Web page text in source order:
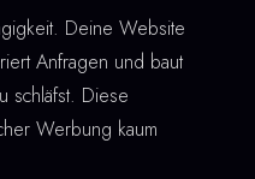
Deine Website
Anfragen und baut
schläfst. Diese
Werbung kaum